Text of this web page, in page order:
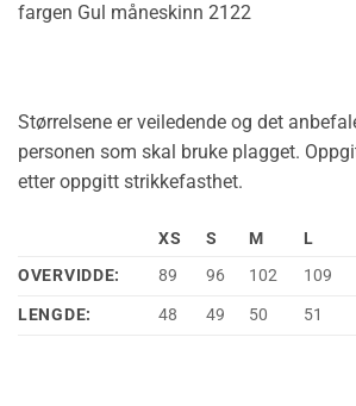
fargen Gul måneskinn 2122
Størrelsene er veiledende og det
personen som skal bruke plagget.
etter oppgitt strikkefasthet.
XS S M L
OVERVIDDE:
89 96 102 109
LENGDE:
48 49 50 51